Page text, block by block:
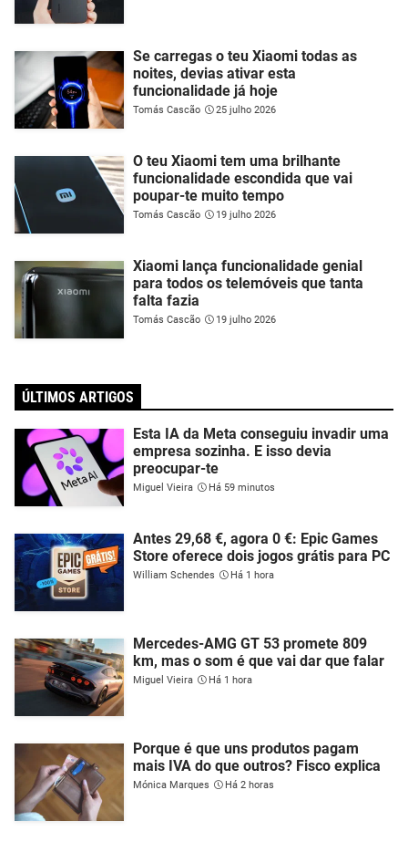
Se carregas o teu Xiaomi todas as
noites, devias ativar esta
funcionalidade já hoje
Tomás Cascão 25 julho 2026
O teu Xiaomi tem uma brilhante
funcionalidade escondida que vai
poupar-te muito tempo
Tomás Cascão 19 julho 2026
Xiaomi lança funcionalidade genial
para todos os telemóveis que tanta
falta fazia
Tomás Cascão 19 julho 2026
ÚLTIMOS ARTIGOS
Esta IA da Meta conseguiu invadir uma
empresa sozinha. E isso devia
preocupar-te
Miguel Vieira Há 59 minutos
Antes 29,68 €, agora 0 €: Epic Games
Store oferece dois jogos grátis para PC
William Schendes Há 1 hora
Mercedes-AMG GT 53 promete 809
km, mas o som é que vai dar que falar
Miguel Vieira Há 1 hora
Porque é que uns produtos pagam
mais IVA do que outros? Fisco explica
Mónica Marques Há 2 horas